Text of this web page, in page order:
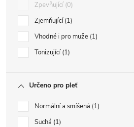
Zpevňující 0
Zjemňující 1
Vhodné i pro muže 1
Tonizující 1
Určeno pro pleť
Normální a smíšená 1
Suchá 1